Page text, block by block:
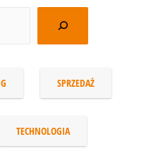
SPRZEDAŻ
TECHNOLOGIA